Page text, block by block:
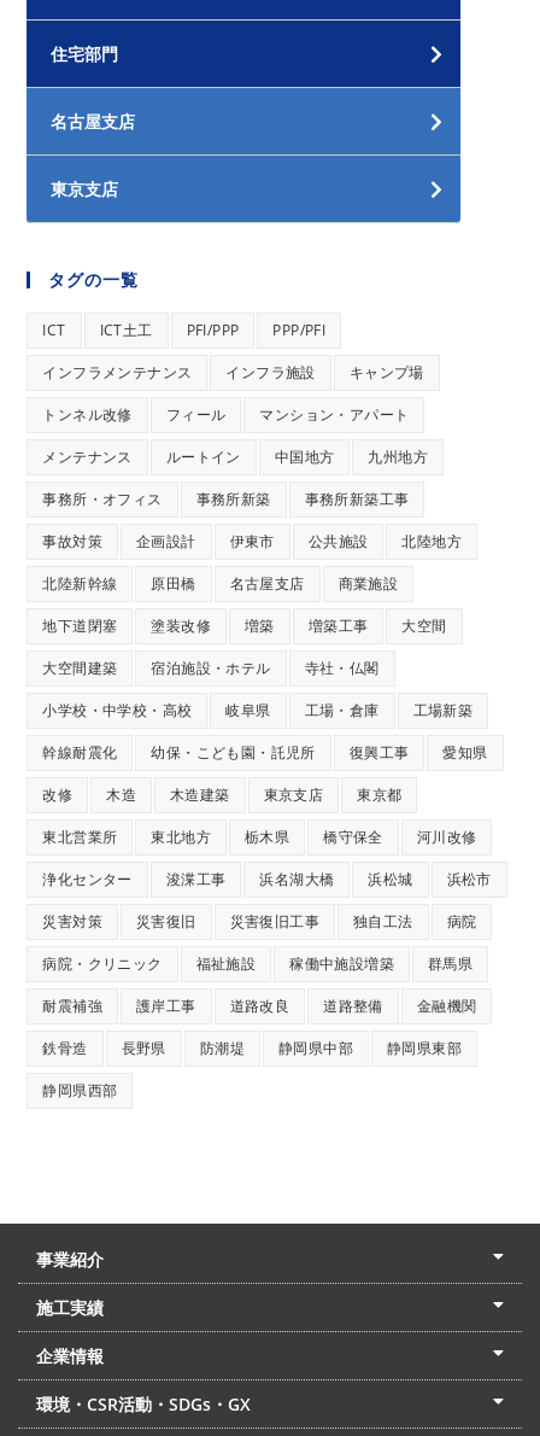
住宅部門
名古屋支店
東京支店
タグの一覧
ICT ICT土工 PFI/PPP PPP/PFI
インフラメンテナンス インフラ施設 キャンプ場
トンネル改修 フィール マンション・アパート
メンテナンス ルートイン 中国地方 九州地方
事務所・オフィス 事務所新築 事務所新築工事
事故対策 企画設計 伊東市 公共施設 北陸地方
北陸新幹線 原田橋 名古屋支店 商業施設
地下道閉塞 塗装改修 増築 増築工事 大空間
大空間建築 宿泊施設・ホテル 寺社・仏閣
小学校・中学校・高校 岐阜県 工場・倉庫 工場新築
幹線耐震化 幼保・こども園・託児所 復興工事 愛知県
改修 木造 木造建築 東京支店 東京都
東北営業所 東北地方 栃木県 橋守保全 河川改修
浄化センター 浚渫工事 浜名湖大橋 浜松城 浜松市
災害対策 災害復旧 災害復旧工事 独自工法 病院
病院・クリニック 福祉施設 稼働中施設増築 群馬県
耐震補強 護岸工事 道路改良 道路整備 金融機関
鉄骨造 長野県 防潮堤 静岡県中部 静岡県東部
静岡県西部
事業紹介
土木本部
建築本部
PPP・PFI
リフォーム・リノベーション
中村建設の家
施工実績
土木部門
建築部門
リフォーム部門
住宅部門
名古屋支店
東京支店
企業情報
会社概要
経営理念
沿革
リクルート
最新情報
お問合せ
環境・CSR活動・SDGs・GX